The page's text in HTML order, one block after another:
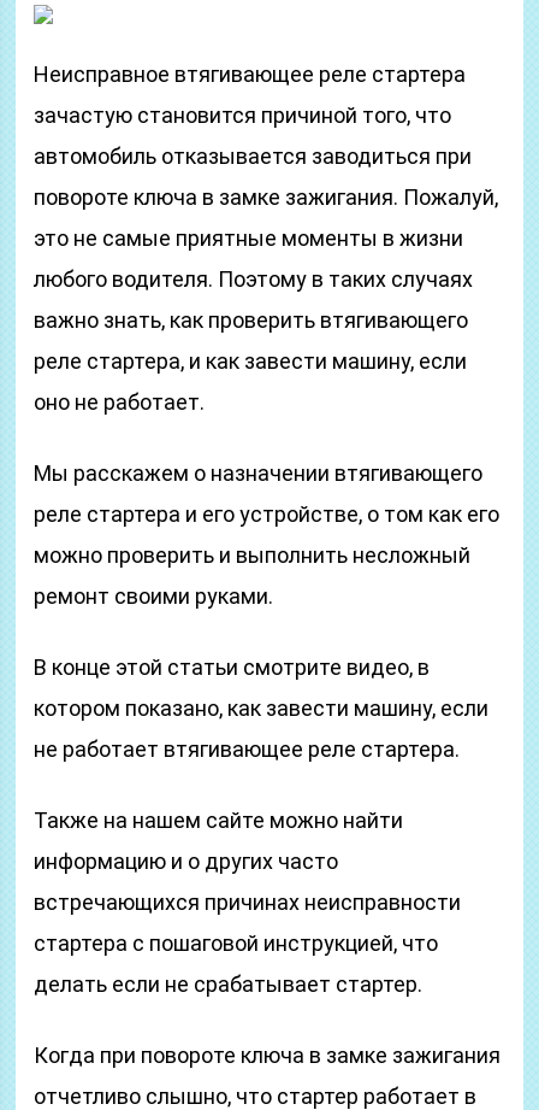
Неисправное втягивающее реле стартера
зачастую становится причиной того, что
автомобиль отказывается заводиться при
повороте ключа в замке зажигания. Пожалуй,
это не самые приятные моменты в жизни
любого водителя. Поэтому в таких случаях
важно знать, как проверить втягивающего
реле стартера, и как завести машину, если
оно не работает.
Мы расскажем о назначении втягивающего
реле стартера и его устройстве, о том как его
можно проверить и выполнить несложный
ремонт своими руками.
В конце этой статьи смотрите видео, в
котором показано, как завести машину, если
не работает втягивающее реле стартера.
Также на нашем сайте можно найти
информацию и о других часто
встречающихся причинах неисправности
стартера с пошаговой инструкцией, что
делать если не срабатывает стартер.
Когда при повороте ключа в замке зажигания
отчетливо слышно, что стартер работает в